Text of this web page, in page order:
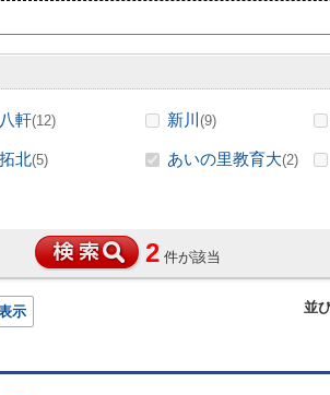
八軒(12) 新川 (9)
拓北(5) あいの里教育大(2)
2 件が該当
並
示